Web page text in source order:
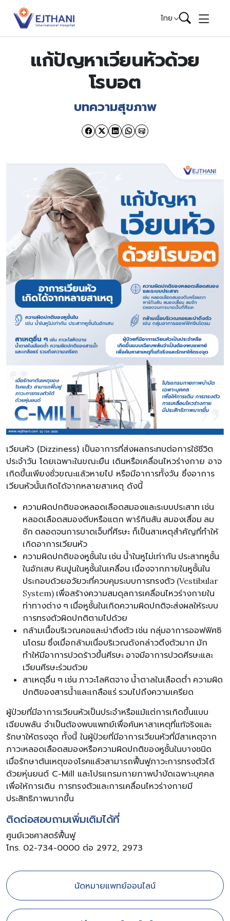
Skip to content
ไทย
แก้ปัญหาเวียนหัวด้วย
โรบอต
บทความสุขภาพ
เวียนหัว (Dizziness) เป็นอาการที่ส่งผลกระทบต่อการใช้ชีวิต
ประจำวัน โดยเฉพาะในขณะยืน เดินหรือเคลื่อนไหวร่างกาย อาจ
เกิดขึ้นเพียงชั่วขณะแล้วหายไป หรือมีอาการทั้งวัน ซึ่งอาการ
เวียนหัวนั้นเกิดได้จากหลายสาเหตุ ดังนี้
ความผิดปกติของหลอดเลือดสมองและระบบประสาท เช่น
หลอดเลือดสมองตีบหรือแตก พาร์กินสัน สมองเสื่อม ลม
ชัก ตลอดจนการบาดเจ็บที่ศีรษะ ก็เป็นสาเหตุสำคัญที่ทำให้
เกิดอาการเวียนหัว
ความผิดปกติของหูชั้นใน เช่น น้ำในหูไม่เท่ากัน ประสาทหูชั้น
ในอักเสบ หินปูนในหูชั้นในเคลื่อน เนื่องจากภายในหูชั้นใน
ประกอบด้วยอวัยวะที่ควบคุมระบบการทรงตัว (Vestibular
System) เพื่อสร้างความสมดุลการเคลื่อนไหวร่างกายใน
ท่าทางต่าง ๆ เมื่อหูชั้นในเกิดความผิดปกติจะส่งผลให้ระบบ
การทรงตัวผิดปกติตามไปด้วย
กล้ามเนื้อบริเวณคอและบ่าตึงตัว เช่น กลุ่มอาการออฟฟิศซิ
นโดรม ซึ่งเมื่อกล้ามเนื่อบริเวณดังกล่าวตึงตัวมาก มัก
ทำให้มีอาการปวดร้าวขึ้นศีรษะ อาจมีอาการปวดศีรษะและ
เวียนศีรษะร่วมด้วย
สาเหตุอื่น ๆ เช่น ภาวะโลหิตจาง น้ำตาลในเลือดต่ำ ความผิด
ปกติของสารน้ำและเกลือแร่ รวมไปถึงความเครียด
ผู้ป่วยที่มีอาการเวียนหัวเป็นประจำหรือแม้แต่การเกิดขึ้นแบบ
เฉียบพลัน จำเป็นต้องพบแพทย์เพื่อค้นหาสาเหตุที่แท้จริงและ
รักษาให้ตรงจุด ทั้งนี้ ในผู้ป่วยที่มีอาการเวียนหัวที่มีสาเหตุจาก
ภาวะหลอดเลือดสมองหรือความผิดปกติของหูชั้นในบางชนิด
เมื่อรักษาต้นเหตุของโรคแล้วสามารถฟื้นฟูภาวะการทรงตัวได้
ด้วยหุ่นยนต์ C-Mill และโปรแกรมกายภาพบำบัดเฉพาะบุคคล
เพื่อให้การเดิน การทรงตัวและการเคลื่อนไหวร่างกายมี
ประสิทธิภาพมากขึ้น
ติดต่อสอบถามเพิ่มเติมได้ที่
ศูนย์เวชศาสตร์ฟื้นฟู
โทร. 02-734-0000 ต่อ 2972, 2973
นัดหมายแพทย์ออนไลน์